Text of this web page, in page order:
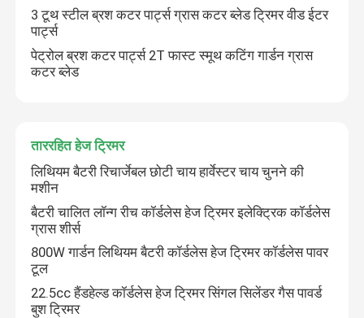
हैंडहेल्ड मिनी चेनसॉ
इलेक्ट्रिक चेनसॉ
इलेक्ट्रिक प्रूनर शियर्स
लंबी पोल चेनसॉ
चेनसॉ पार्ट्स
3 टूथ स्टील ब्रश कटर पार्ट्स ग्रास कटर ब्लेड ट्रिमर वीड ईटर
पार्ट्स
पेट्रोल ब्रश कटर पार्ट्स 2T फास्ट स्मूथ कटिंग गार्डन ग्रास
कटर ब्लेड
ताररहित हेज ट्रिमर
लिथियम बैटरी रिचार्जेबल छोटी चाय हार्वेस्टर चाय चुनने की
मशीन
बैटरी चालित लॉन्ग रीच कॉर्डलेस हेज ट्रिमर इलेक्ट्रिक कॉर्डलेस
ग्रास शीर्स
800W गार्डन लिथियम बैटरी कॉर्डलेस हेज ट्रिमर कॉर्डलेस पावर
टूल
22.5cc हैंडहेल्ड कॉर्डलेस हेज ट्रिमर सिंगल सिलेंडर गैस पावर्ड
बुश ट्रिमर